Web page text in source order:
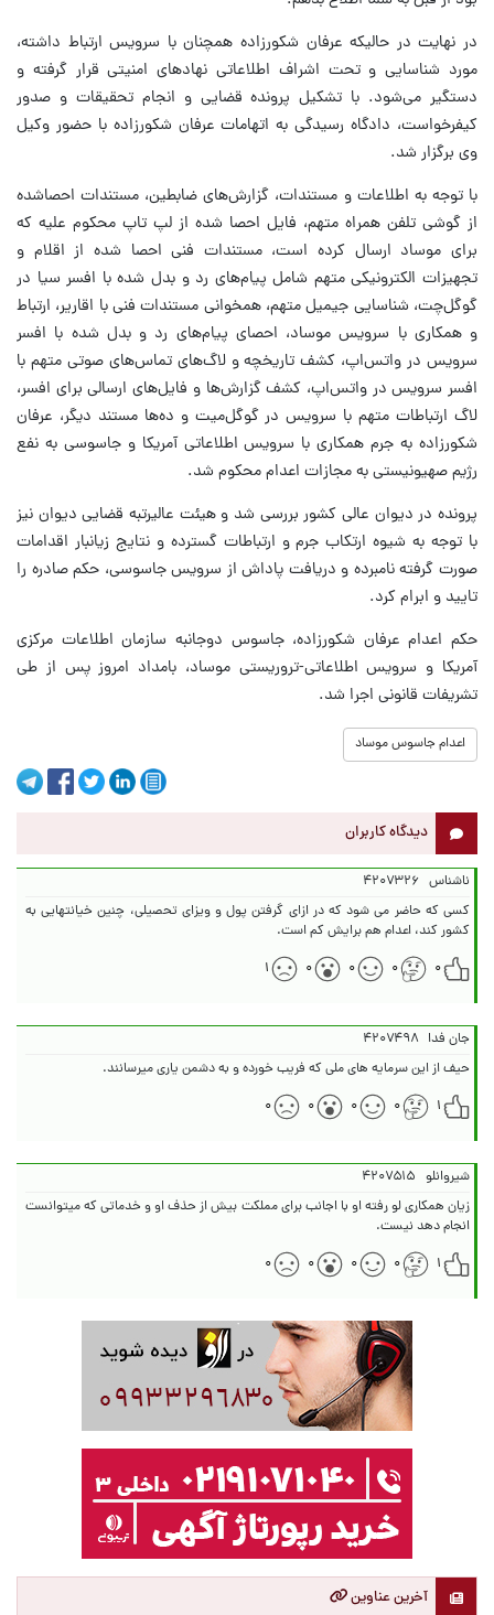
در نهایت در حالیکه عرفان شکورزاده همچنان با سرویس ارتباط داشته،
مورد شناسایی و تحت اشراف اطلاعاتی نهادهای امنیتی قرار گرفته و
دستگیر می‌شود. با تشکیل پرونده قضایی و انجام تحقیقات و صدور
کیفرخواست، دادگاه رسیدگی به اتهامات عرفان شکورزاده با حضور وکیل
وی برگزار شد.
با توجه به اطلاعات و مستندات، گزارش‌های ضابطین، مستندات احصاشده
از گوشی تلفن همراه متهم، فایل احصا شده از لپ تاپ محکوم علیه که
برای موساد ارسال کرده است، مستندات فنی احصا شده از اقلام و
تجهیزات الکترونیکی متهم شامل پیام‌های رد و بدل شده با افسر سیا در
گوگل‌چت، شناسایی جیمیل متهم، همخوانی مستندات فنی با اقاریر، ارتباط
و همکاری با سرویس موساد، احصای پیام‌های رد و بدل شده با افسر
سرویس در واتس‌اپ، کشف تاریخچه و لاگ‌های تماس‌های صوتی متهم با
افسر سرویس در واتس‌اپ، کشف گزارش‌ها و فایل‌های ارسالی برای افسر،
لاگ ارتباطات متهم با سرویس در گوگل‌میت و ده‌ها مستند دیگر، عرفان
شکورزاده به جرم همکاری با سرویس اطلاعاتی آمریکا و جاسوسی به نفع
رژیم صهیونیستی به مجازات اعدام محکوم شد.
پرونده در دیوان عالی کشور بررسی شد و هیئت عالیرتبه قضایی دیوان نیز
با توجه به شیوه ارتکاب جرم و ارتباطات گسترده و نتایج زیانبار اقدامات
صورت گرفته نامبرده و دریافت پاداش از سرویس جاسوسی، حکم صادره را
تایید و ابرام کرد.
حکم اعدام عرفان شکورزاده، جاسوس دوجانبه سازمان اطلاعات مرکزی
آمریکا و سرویس اطلاعاتی-تروریستی موساد، بامداد امروز پس از طی
تشریفات قانونی اجرا شد.
اعدام جاسوس موساد
دیدگاه کاربران
ناشناس ۴۲۰۷۳۲۶
کسی که حاضر می شود که در ازای گرفتن پول و ویزای تحصیلی، چنین خیانتهایی به
کشور کند، اعدام هم برایش کم است.
۰
۰ ۰ ۰ ۱
جان فدا ۴۲۰۷۴۹۸
حیف از این سرمایه های ملی که فریب خورده و به دشمن یاری میرسانند.
۱
۰ ۰ ۰ ۰
شیروانلو ۴۲۰۷۵۱۵
زیان همکاری لو رفته او با اجانب برای مملکت بیش از حذف او و خدماتی که میتوانست
انجام دهد نیست.
۱
۰ ۰ ۰ ۰
آخرین عناوین